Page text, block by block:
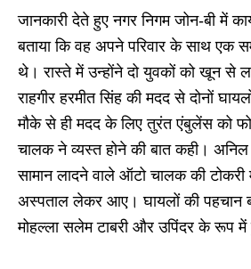
जानकारी देते हुए नगर निगम जोन-बी में
बताया कि वह अपने परिवार के साथ एक
थे। रास्ते में उन्होंने दो युवकों को खून से
राहगीर हरमीत सिंह की मदद से दोनों
मौके से ही मदद के लिए तुरंत एंबुलेंस को
चालक ने व्यस्त होने की बात कही। अनिल
सामान लादने वाले ऑटो चालक की
अस्पताल लेकर आए। घायलों की पहचान
मोहल्ला सलेम टाबरी और उपिंदर के रूप में